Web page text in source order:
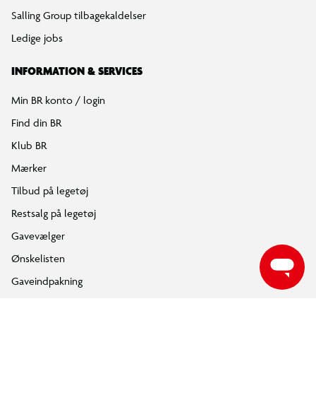
Salling Group tilbagekaldelser
Ledige jobs
INFORMATION & SERVICES
Min BR konto / login
Find din BR
Klub BR
Mærker
Tilbud på legetøj
Restsalg på legetøj
Gavevælger
Ønskelisten
Gaveindpakning